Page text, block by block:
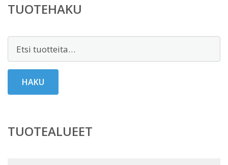
TUOTEHAKU
HAKU
TUOTEALUEET